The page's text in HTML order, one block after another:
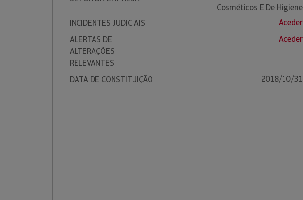
Cosméticos E De Higiene
INCIDENTES JUDICIAIS
Aceder
ALERTAS DE
ALTERAÇÕES
RELEVANTES
Aceder
DATA DE CONSTITUIÇÃO 2018/10/31